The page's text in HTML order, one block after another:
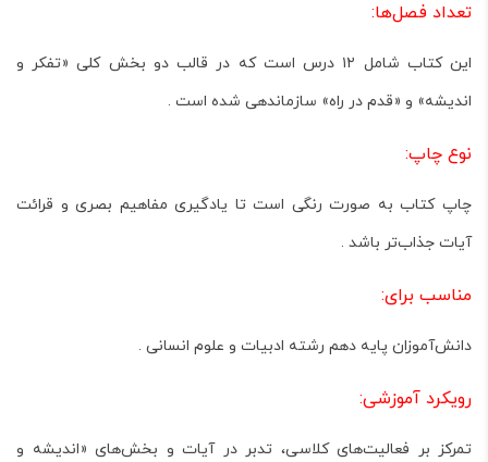
تعداد فصل‌ها:
این کتاب شامل ۱۲ درس
است که در قالب دو بخش کلی «تفکر و
اندیشه» و «قدم در راه» سازماندهی شده است .
نوع چاپ:
چاپ کتاب به صورت رنگی است تا یادگیری مفاهیم بصری و قرائت
آیات جذاب‌تر باشد .
مناسب برای:
دانش‌آموزان پایه دهم رشته ادبیات و علوم انسانی .
رویکرد آموزشی:
تمرکز بر فعالیت‌های کلاسی، تدبر در آیات و بخش‌های «اندیشه و